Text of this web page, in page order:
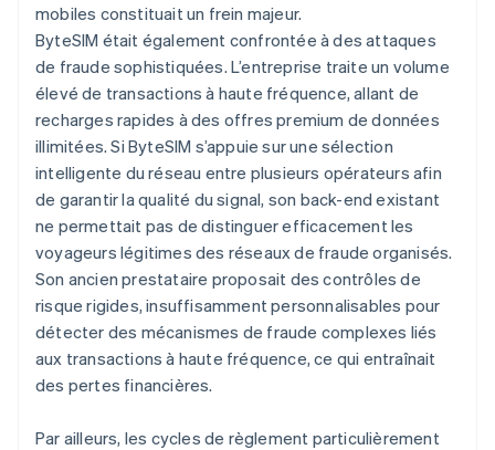
mobiles constituait un frein majeur.
ByteSIM était également confrontée à des attaques
de fraude sophistiquées. L’entreprise traite un volume
élevé de transactions à haute fréquence, allant de
recharges rapides à des offres premium de données
illimitées. Si ByteSIM s’appuie sur une sélection
intelligente du réseau entre plusieurs opérateurs afin
de garantir la qualité du signal, son back-end existant
ne permettait pas de distinguer efficacement les
voyageurs légitimes des réseaux de fraude organisés.
Son ancien prestataire proposait des contrôles de
risque rigides, insuffisamment personnalisables pour
détecter des mécanismes de fraude complexes liés
aux transactions à haute fréquence, ce qui entraînait
des pertes financières.
Par ailleurs, les cycles de règlement particulièrement